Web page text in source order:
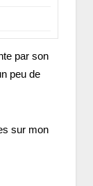
par son
peu de
sur mon